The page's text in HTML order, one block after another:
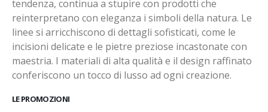
tendenza, continua a stupire con prodotti che
reinterpretano con eleganza i simboli della natura. Le
linee si arricchiscono di dettagli sofisticati, come le
incisioni delicate e le pietre preziose incastonate con
maestria. I materiali di alta qualità e il design raffinato
conferiscono un tocco di lusso ad ogni creazione.
LE PROMOZIONI